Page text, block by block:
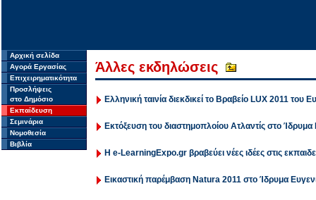
Αρχική σελίδα
Αγορά Εργασίας
Επιχειρηματικότητα
Προσλήψεις
στο Δημόσιο
Εκπαίδευση
Σεμινάρια
Νομοθεσία
Βιβλία
Άλλες εκδηλώσεις
Ελληνική ταινία διεκδικεί το Βραβείο LUX 2011 του
Εκτόξευση του διαστημοπλοίου Ατλαντίς στο Ίδρυμα
Η e-LearningExpo.gr βραβεύει νέες ιδέες στις
Εικαστική παρέμβαση Natura 2011 στο Ίδρυμα